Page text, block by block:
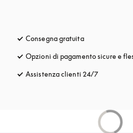
Consegna gratuitasi apre in una
Opzioni di pagamento sicure e
Assistenza clienti 24/7